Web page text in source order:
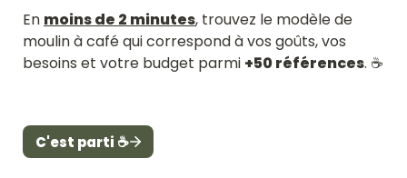
En moins de 2 minutes, trouvez le modèle de
moulin à café qui correspond à vos goûts, vos
besoins et votre budget parmi +50 références
C'est parti ☕